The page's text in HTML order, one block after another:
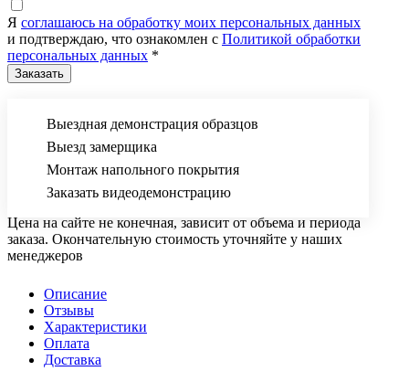
Я соглашаюсь на обработку моих персональных данных
и подтверждаю, что ознакомлен с Политикой обработки
персональных данных *
Выездная демонстрация образцов
Выезд замерщика
Монтаж напольного покрытия
Заказать видеодемонстрацию
Цена на сайте не конечная, зависит от объема и периода
заказа. Окончательную стоимость уточняйте у наших
менеджеров
Описание
Отзывы
Характеристики
Оплата
Доставка